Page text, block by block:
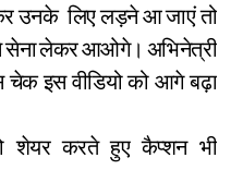
उनके लिए लड़ने आ जाएं तो
सेना लेकर आओगे। अभिनेत्री
चेक इस वीडियो को आगे बढ़ा
शेयर करते हुए कैप्शन भी